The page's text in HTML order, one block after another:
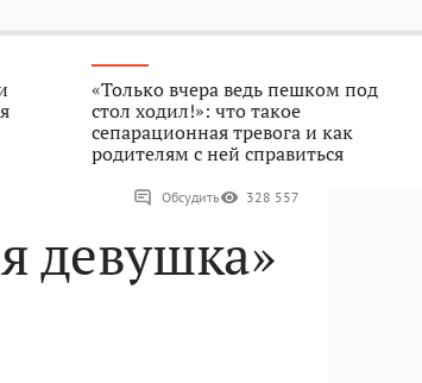
«Только вчера ведь пешком под
стол ходил!»: что такое
сепарационная тревога и как
родителям с ней справиться
Обсудить 328 557
девушка»